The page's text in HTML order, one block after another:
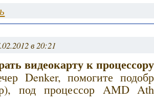
в 20:21
видеокарту к
Denker, помогите
под процессор AMD